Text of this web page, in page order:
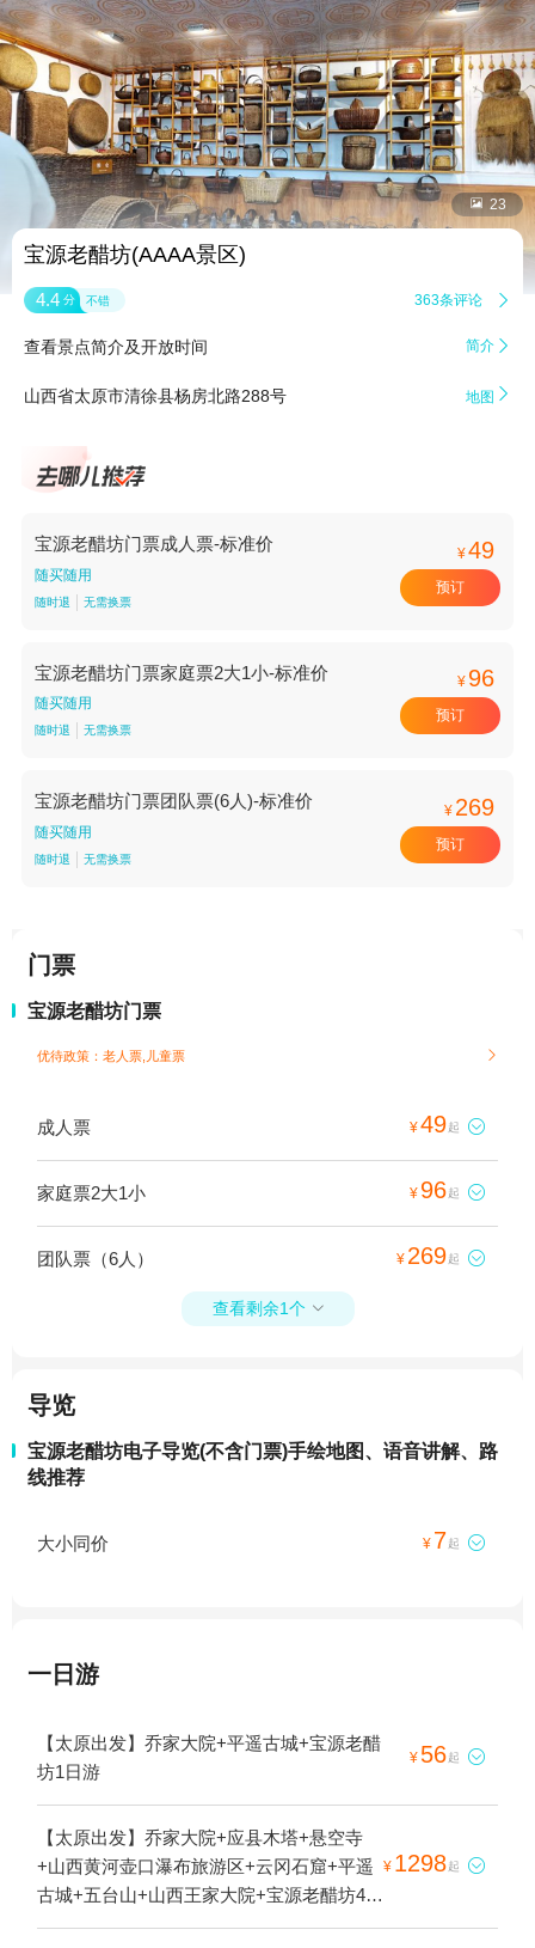
 23
宝源老醋坊(AAAA景区)
4.4 分 不错 363条评论 
查看景点简介及开放时间 简介 
山西省太原市清徐县杨房北路288号 地图 
宝源老醋坊门票成人票-标准价
随买随用
随时退 无需换票
¥49
预订
宝源老醋坊门票家庭票2大1小-标准价
随买随用
随时退 无需换票
¥ 96
预订
宝源老醋坊门票团队票(6人)-标准价
随买随用
随时退 无需换票
¥ 269
预订
门票
宝源老醋坊门票
优待政策：老人票,儿童票 
成人票 ¥49起 
家庭票2大1小 ¥ 96起 
团队票（6人） ¥ 269起 
查看剩余1个 
导览
宝源老醋坊电子导览(不含门票)手绘地图、语音讲解、路
线推荐
大小同价 ¥ 7起 
一日游
【太原出发】乔家大院+平遥古城+宝源老醋
坊1日游
¥ 56起 
【太原出发】乔家大院+应县木塔+悬空寺
+山西黄河壶口瀑布旅游区+云冈石窟+平遥
古城+五台山+山西王家大院+宝源老醋坊4日
游
¥ 1298起 
